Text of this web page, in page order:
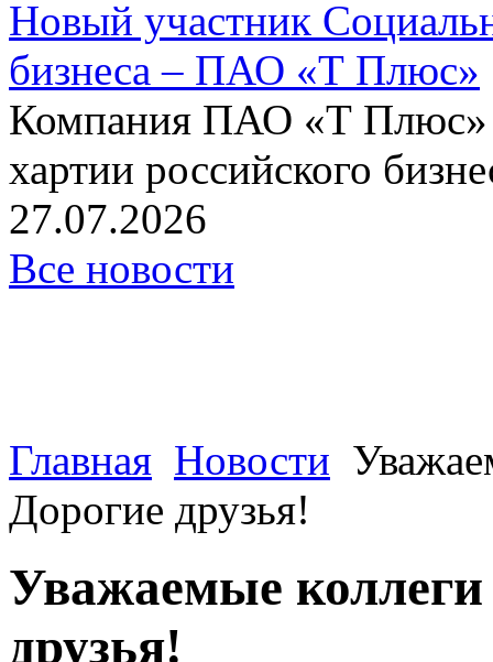
Новый участник
бизнеса – ПАО «Т Плюс»
Компания ПАО «Т Плюс»
хартии российского
27.07.2026
Все новости
Главная Новости
Дорогие друзья!
Уважаемые
друзья!